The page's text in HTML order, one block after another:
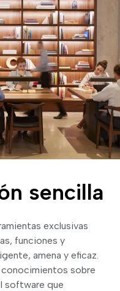
sencilla
exclusivas
funciones y
amena y eficaz.
sobre
software que